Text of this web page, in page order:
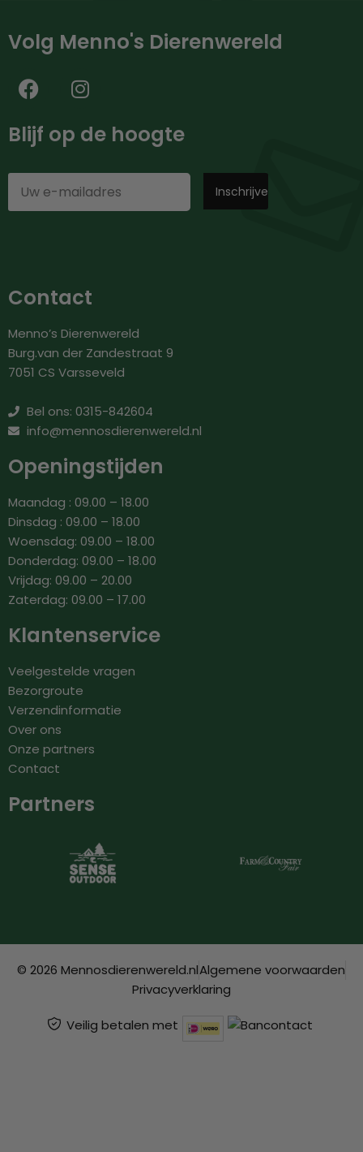
Volg Menno's Dierenwereld
Blijf op de hoogte
Contact
Menno’s Dierenwereld
Burg.van der Zandestraat 9
7051 CS Varsseveld
Bel ons: 0315-842604
info@mennosdierenwereld.nl
Openingstijden
Maandag : 09.00 – 18.00
Dinsdag : 09.00 – 18.00
Woensdag: 09.00 – 18.00
Donderdag: 09.00 – 18.00
Vrijdag: 09.00 – 20.00
Zaterdag: 09.00 – 17.00
Klantenservice
Veelgestelde vragen
Bezorgroute
Verzendinformatie
Over ons
Onze partners
Contact
Partners
© 2026 Mennosdierenwereld.nlAlgemene voorwaarden
Privacyverklaring
Veilig betalen met